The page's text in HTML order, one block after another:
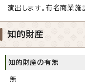
演出します。有名商業施
知的財産
知的財産の有無
無